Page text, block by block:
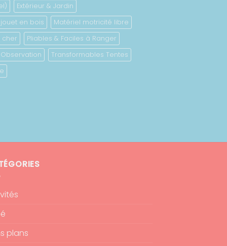
Extérieur & Jardin
jouet en bois
Matériel motricité libre
cher
Pliables & Faciles à Ranger
Transformables Tentes
plans